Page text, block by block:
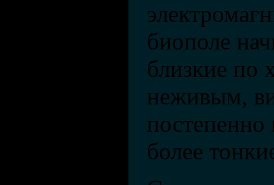
биополе
близкие по
неживым,
более